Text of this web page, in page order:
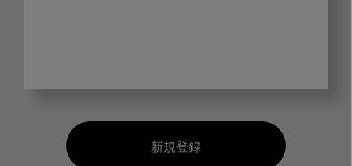
新規登録